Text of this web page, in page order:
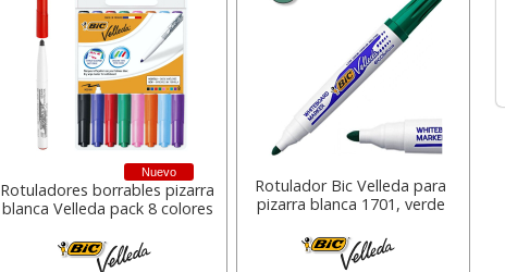
Nuevo
Rotuladores borrables pizarra
blanca Velleda pack 8 colores
Rotulador Bic Velleda para
pizarra blanca 1701, verde